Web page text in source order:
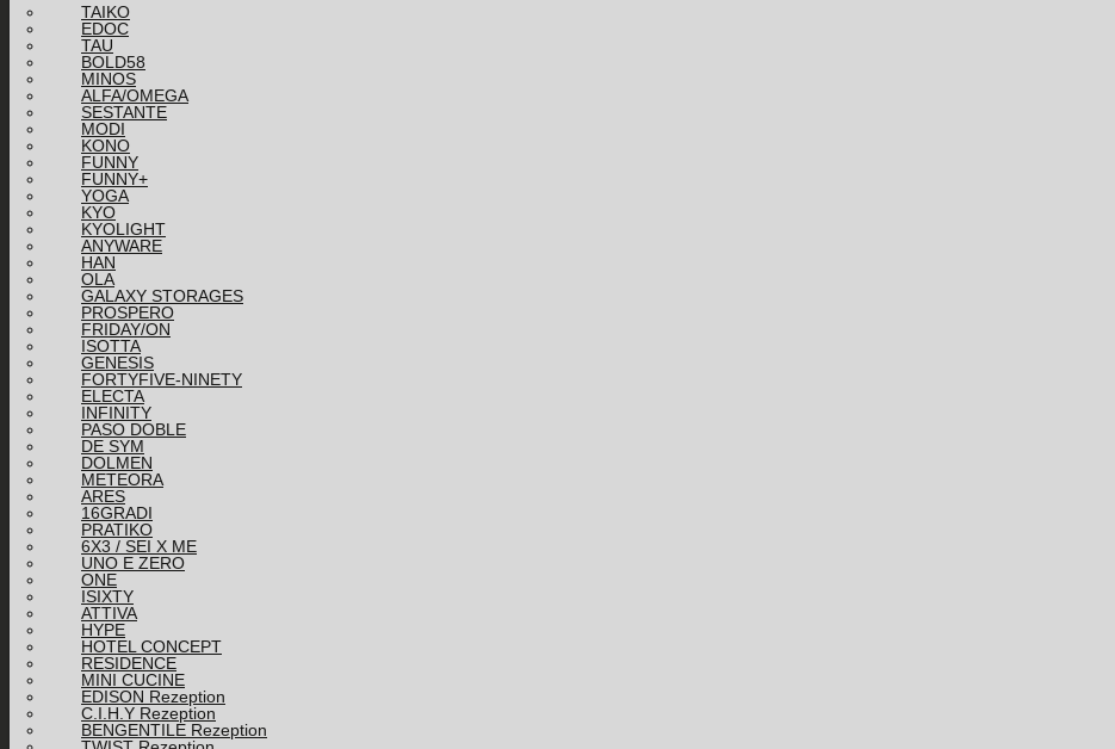
TAIKO
EDOC
TAU
BOLD58
MINOS
ALFA/OMEGA
SESTANTE
MODI
KONO
FUNNY
FUNNY+
YOGA
KYO
KYOLIGHT
ANYWARE
HAN
OLA
GALAXY STORAGES
PROSPERO
FRIDAY/ON
ISOTTA
GENESIS
FORTYFIVE-NINETY
ELECTA
INFINITY
PASO DOBLE
DE SYM
DOLMEN
METEORA
ARES
16GRADI
PRATIKO
6X3 / SEI X ME
UNO E ZERO
ONE
ISIXTY
ATTIVA
HYPE
HOTEL CONCEPT
RESIDENCE
MINI CUCINE
EDISON Rezeption
C.I.H.Y Rezeption
BENGENTILE Rezeption